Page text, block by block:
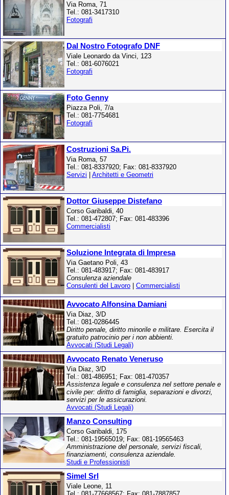
Via Roma, 71
Tel.: 081-3417310
Fotografi
Dal Nostro Fotografo DNF
Viale Leonardo da Vinci, 123
Tel.: 081-6076021
Fotografi
Foto Genny
Piazza Poli, 7/a
Tel.: 081-7754681
Fotografi
Costruzioni Sa.Pi.
Via Roma, 57
Tel.: 081-8337920; Fax: 081-8337920
Servizi
Architetti e Geometri
Dottor Giuseppe Distefano
Corso Garibaldi, 40
Tel.: 081-472807; Fax: 081-483396
Commercialisti
Soluzione Integrata di Impresa
Via Gaetano Poli, 43
Tel.: 081-483917; Fax: 081-483917
Consulenza aziendale
Consulenti del Lavoro
Commercialisti
Avvocato Alfonsina Damiani
Via Diaz, 3/D
Tel.: 081-0286445
Diritto penale, diritto minorile e militare. Esercita il
gratuito patrocinio per i non abbienti.
Avvocati (Studi Legali)
Avvocato Renato Veneruso
Via Diaz, 3/D
Tel.: 081-486951; Fax: 081-470357
Assistenza legale e consulenza nel settore penale e
civile per: diritto di famiglia, separazioni e divorzi,
servizi per le assicurazioni.
Avvocati (Studi Legali)
Manzo Consulting
Corso Garibaldi, 175
Tel.: 081-19565019; Fax: 081-19565463
Amministrazione del personale, servizi fiscali,
finanziamenti, consulenza aziendale.
Studi e Professionisti
Simel Srl
Viale Leone, 11